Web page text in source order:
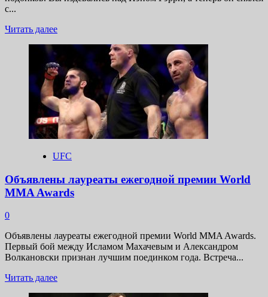
с...
Читать далееПрочитать
Шон
Стрикленд
высмеял
брак
Иэна
Гэрри
UFC
Объявлены лауреаты ежегодной премии World
MMA Awards
0
Объявлены лауреаты ежегодной премии World MMA Awards.
Первый бой между Исламом Махачевым и Александром
Волкановски признан лучшим поединком года. Встреча...
Читать далееПрочитать